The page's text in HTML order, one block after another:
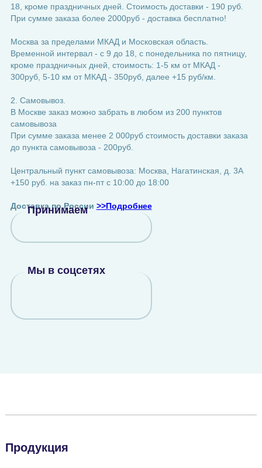
18, кроме праздничных дней. Стоимость доставки - 190 руб.
При сумме заказа более 2000руб - доставка бесплатно!
Москва за пределами МКАД и Московская область.
Временной интервал - с 9 до 18, с понедельника по пятницу,
кроме праздничных дней, стоимость: 1-5 км от МКАД -
300руб, 5-10 км от МКАД - 350руб, далее +15 руб/км.
2. Самовывоз.
В Москве заказ можно забрать в любом из 200 пунктов
самовывоза
При сумме заказа менее 2 000руб стоимость доставки заказа
до пункта самовывоза - 200руб.
Центральный пункт самовывоза: Москва, Нагатинская, д. 3А
+150 руб. на заказ пн-пт с 10:00 до 18:00
Доставка по России >>Подробнее
Принимаем
Мы в соцсетях
Продукция